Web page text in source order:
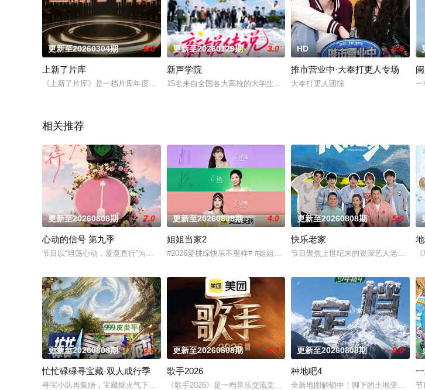
更新至20260304期 5.0
上新了片库
《上新了片库》是一档片库年度二创衍生栏目，周一不定期更新宝藏内容，你想看的都在这里！
更新至20260129期 3.0
新声学院
15名来自全国各大高校的大学生怀揣音乐梦想，齐聚一座美丽的城市，他们
HD 6.0
推市营业中·大奉打更人专场
大奉打更人团综
相关推荐
更新至20260808期 7.0
心动的信号 第九季
节目以“坦荡心动，爱意直行”为核心主题，聚焦真诚直白的新式恋爱，告别无效拉扯，走进心动小屋，见证单身青
更新至20260808期 4.0
姐姐当家2
#2026爱桃综快乐不重样# #姐姐当家# 第二季惊喜回归，看姐姐们如何见招
更新至20260808期 5.0
快乐老家
节目聚焦上世纪末的资深艺人老友团，
更新至20260808期 3.0
忙忙碌碌寻宝藏·双人成行季
寻宝小队再集结，宝藏烟火气下饭脑综再度上桌，第二季全面升维！从“单人寻宝”升级“双人寻宝模式”，换乘不同
更新至20260808期 6.0
歌手2026
《歌手2026》是一档音乐交流竞技节目。节目集结全球实力唱将，在每周的
更新至20260808期 8.0
种地吧4
全新地图解锁中！脚下的土地变了，但节